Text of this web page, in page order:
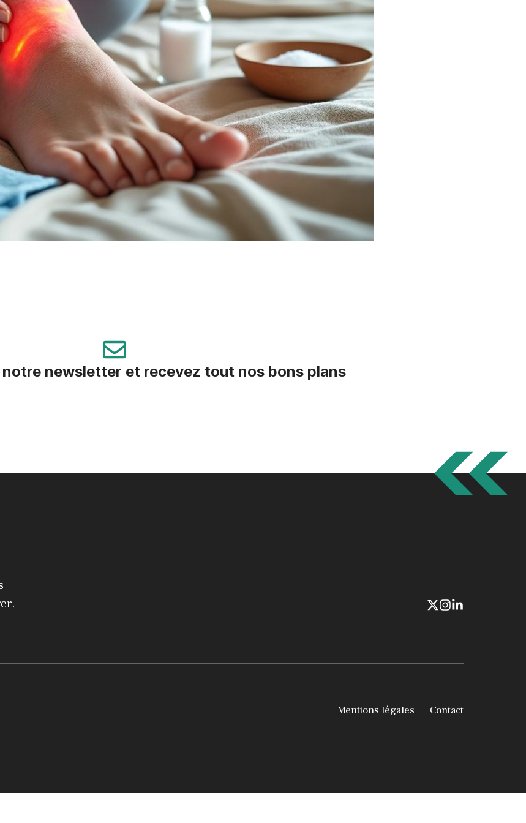
newsletter et recevez tout nos bons plans
Mentions légales Contact